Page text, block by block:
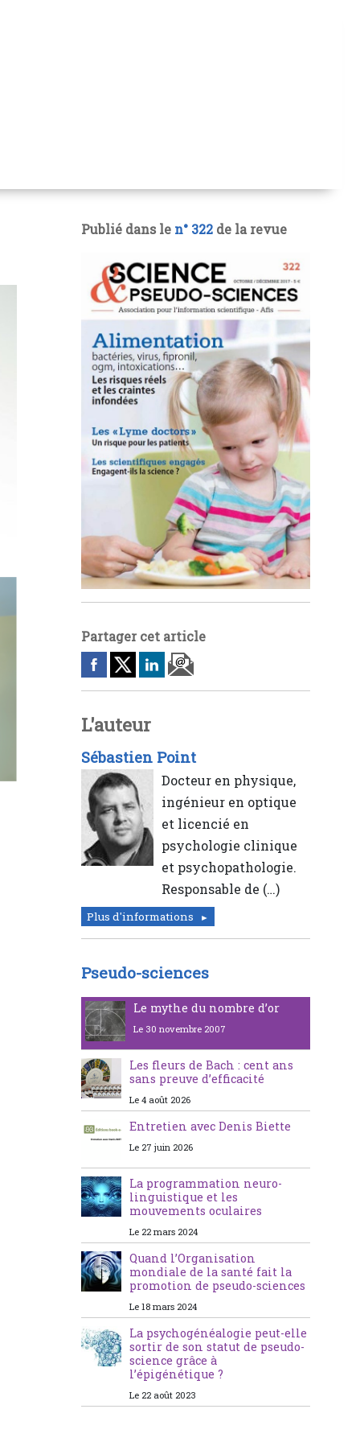
Publié dans le n° 322 de la revue
Partager cet article
L'auteur
Sébastien Point
Docteur en physique,
ingénieur en optique
et licencié en
psychologie clinique
et psychopathologie.
Responsable de (…)
Plus d'informations
Pseudo-sciences
Le mythe du nombre d’or
Le 30 novembre 2007
Les fleurs de Bach : cent ans
sans preuve d’efficacité
Le 4 août 2026
Entretien avec Denis Biette
Le 27 juin 2026
La programmation neuro-
linguistique et les
mouvements oculaires
Le 22 mars 2024
Quand l’Organisation
mondiale de la santé fait la
promotion de pseudo-sciences
Le 18 mars 2024
La psychogénéalogie peut-elle
sortir de son statut de pseudo-
science grâce à
l’épigénétique ?
Le 22 août 2023